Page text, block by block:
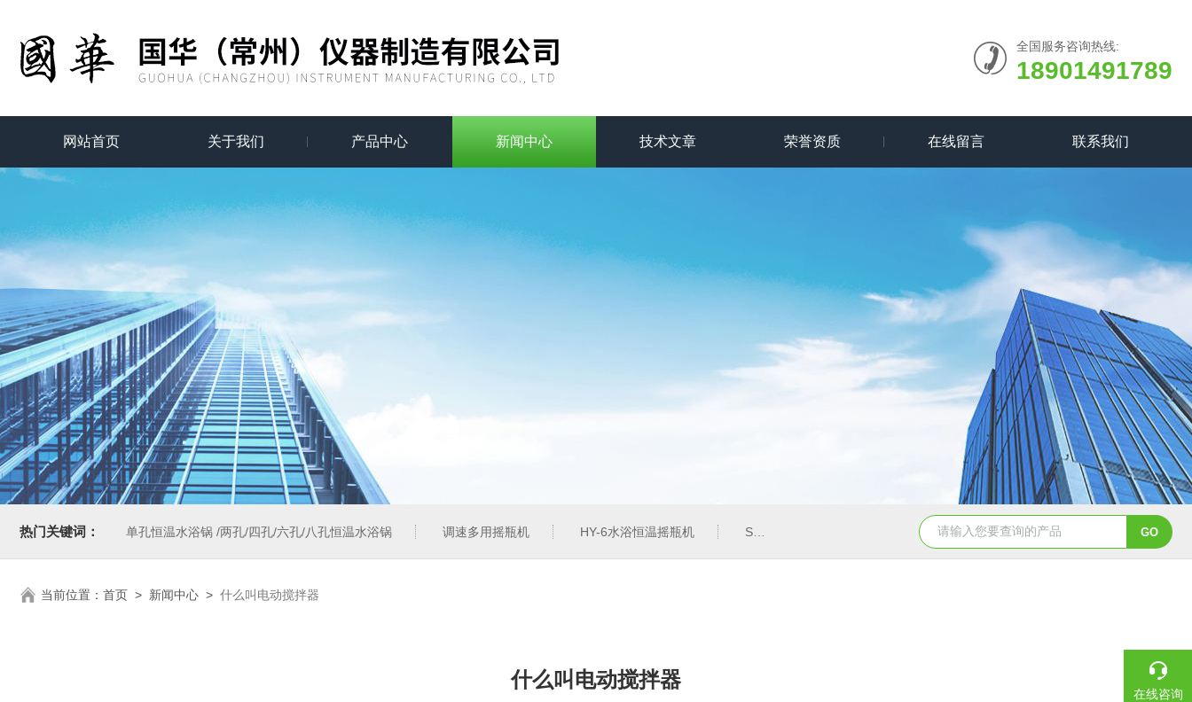
全国服务咨询热线:
18901491789
网站首页 关于我们 产品中心 新闻中心 技术文章 荣誉资质 在线留言 联系我们
热门关键词： 单孔恒温水浴锅 /两孔/四孔/六孔/八孔恒温水浴锅 调速多用摇瓶机 HY-6水浴恒温摇瓶机 SHZ-82气浴恒温振荡器
当前位置： 首页 > 新闻中心 > 什么叫电动搅拌器
什么叫电动搅拌器
在线咨询